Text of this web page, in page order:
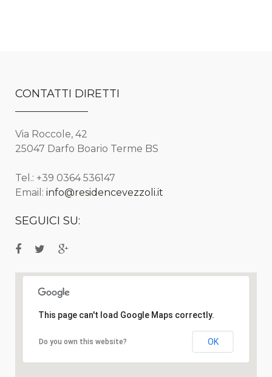
CONTATTI DIRETTI
Via Roccole, 42
25047 Darfo Boario Terme BS
Tel.: +39 0364 536147
Email: info@residencevezzoli.it
SEGUICI SU:
This page can't load Google Maps correctly.
Do you own this website? OK